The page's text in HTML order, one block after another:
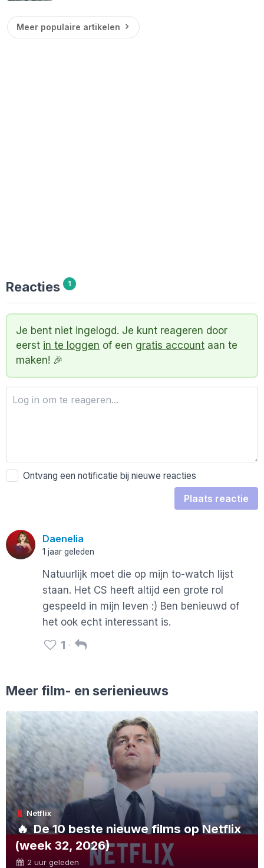
Meer populaire artikelen
Reacties 1
Je bent niet ingelogd. Je kunt reageren door
eerst in te loggen of een gratis account aan te
maken! 🎉
Ontvang een notificatie bij nieuwe reacties
Plaats reactie
Daenelia
1 jaar geleden
Natuurlijk moet die op mijn to-watch lijst
staan. Het CS heeft altijd een grote rol
gespeeld in mijn leven :) Ben benieuwd of
het ook echt interessant is.
1
Meer film- en serienieuws
Netflix
🔥De 10 beste nieuwe films op Netflix
(week 32, 2026)
2 uur geleden